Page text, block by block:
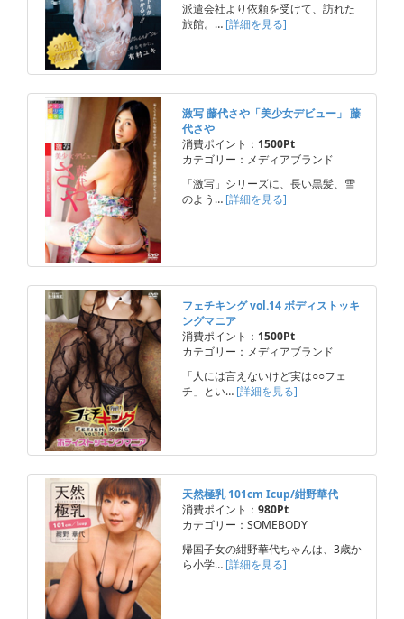
派遣会社より依頼を受けて、訪れた
旅館。… [詳細を見る]
激写 藤代さや「美少女デビュー」 藤
代さや
消費ポイント： 1500Pt
カテゴリー：メディアブランド
「激写」シリーズに、長い黒髪、雪
のよう… [詳細を見る]
フェチキング vol.14 ボディストッキ
ングマニア
消費ポイント： 1500Pt
カテゴリー：メディアブランド
「人には言えないけど実は○○フェ
チ」とい… [詳細を見る]
天然極乳 101cm Icup/紺野華代
消費ポイント： 980Pt
カテゴリー：SOMEBODY
帰国子女の紺野華代ちゃんは、3歳か
ら小学… [詳細を見る]